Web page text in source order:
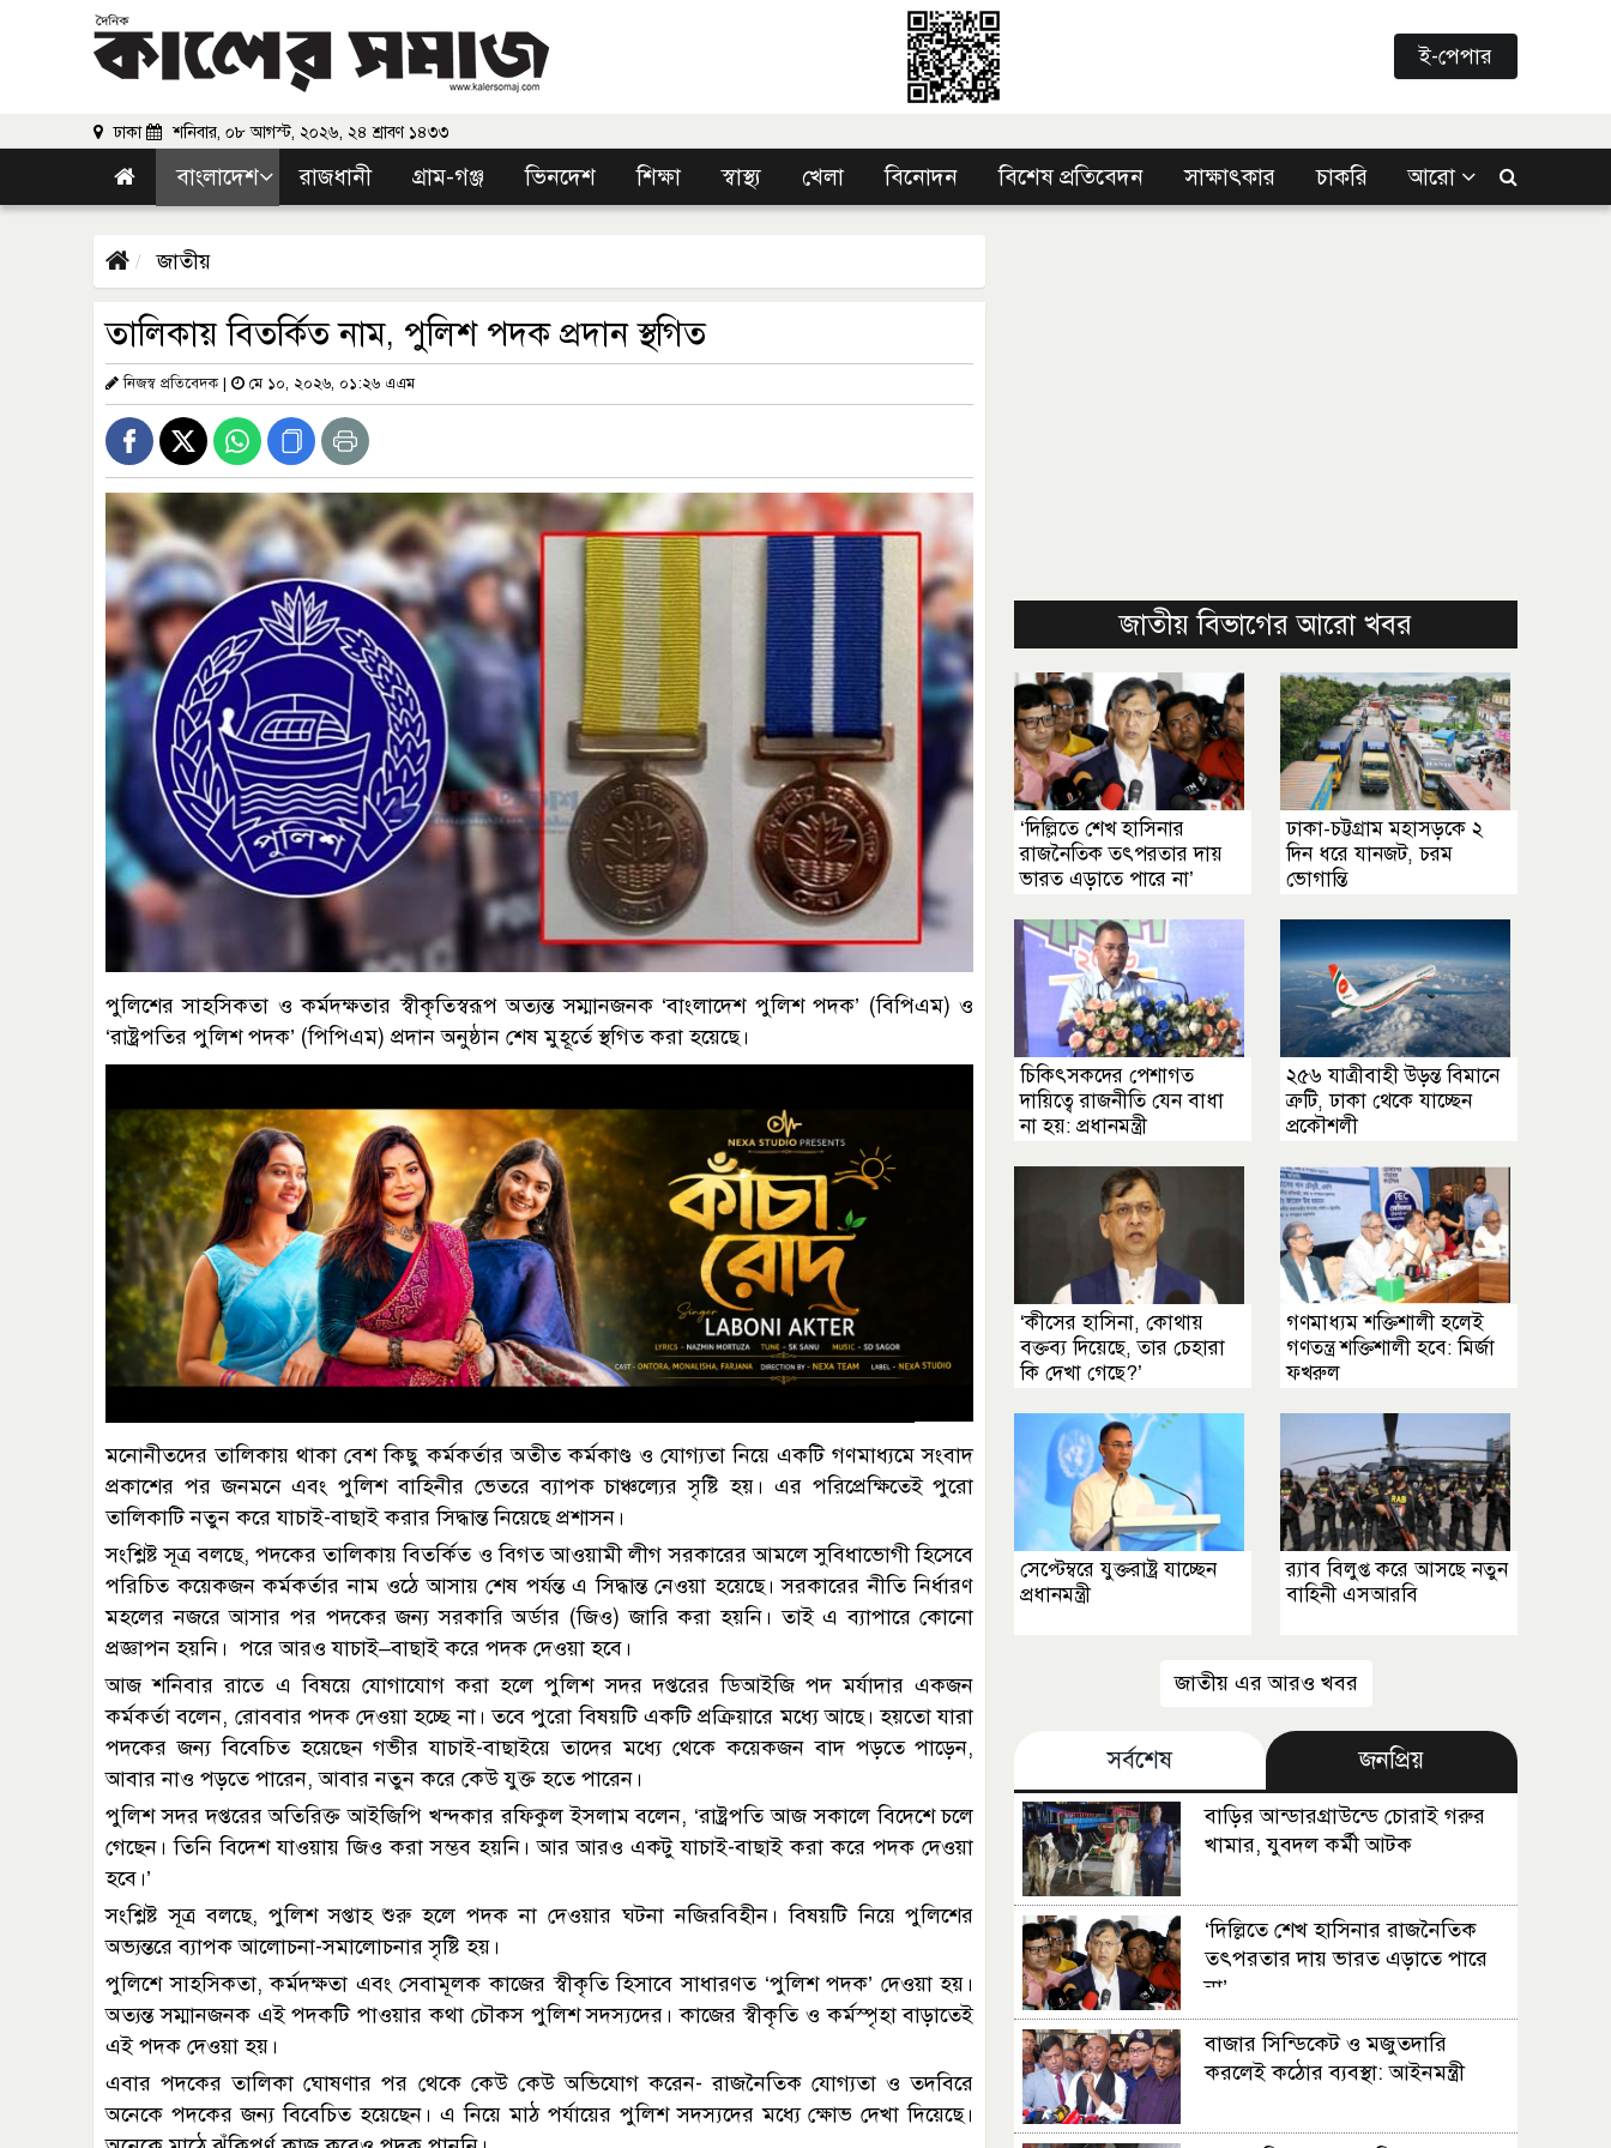
ই-পেপার
ঢাকা শনিবার, ০৮ আগস্ট, ২০২৬, ২৪ শ্রাবণ ১৪৩৩
বাংলাদেশ রাজধানী গ্রাম-গঞ্জ ভিনদেশ শিক্ষা স্বাস্থ্য খেলা বিনোদন বিশেষ প্রতিবেদন সাক্ষাৎকার চাকরি আরো
জাতীয়
তালিকায় বিতর্কিত নাম, পুলিশ পদক প্রদান স্থগিত
নিজস্ব প্রতিবেদক| মে ১০, ২০২৬, ০১:২৬ এএম
পুলিশের সাহসিকতা ও কর্মদক্ষতার স্বীকৃতিস্বরূপ অত্যন্ত সম্মানজনক ‘বাংলাদেশ পুলিশ পদক’ (বিপিএম) ও
‘রাষ্ট্রপতির পুলিশ পদক’ (পিপিএম) প্রদান অনুষ্ঠান শেষ মুহূর্তে স্থগিত করা হয়েছে।
মনোনীতদের তালিকায় থাকা বেশ কিছু কর্মকর্তার অতীত কর্মকাণ্ড ও যোগ্যতা নিয়ে একটি গণমাধ্যমে সংবাদ
প্রকাশের পর জনমনে এবং পুলিশ বাহিনীর ভেতরে ব্যাপক চাঞ্চল্যের সৃষ্টি হয়। এর পরিপ্রেক্ষিতেই পুরো
তালিকাটি নতুন করে যাচাই-বাছাই করার সিদ্ধান্ত নিয়েছে প্রশাসন।
সংশ্লিষ্ট সূত্র বলছে, পদকের তালিকায় বিতর্কিত ও বিগত আওয়ামী লীগ সরকারের আমলে সুবিধাভোগী হিসেবে
পরিচিত কয়েকজন কর্মকর্তার নাম ওঠে আসায় শেষ পর্যন্ত এ সিদ্ধান্ত নেওয়া হয়েছে। সরকারের নীতি নির্ধারণ
মহলের নজরে আসার পর পদকের জন্য সরকারি অর্ডার (জিও) জারি করা হয়নি। তাই এ ব্যাপারে কোনো
প্রজ্ঞাপন হয়নি। পরে আরও যাচাই–বাছাই করে পদক দেওয়া হবে।
আজ শনিবার রাতে এ বিষয়ে যোগাযোগ করা হলে পুলিশ সদর দপ্তরের ডিআইজি পদ মর্যাদার একজন
কর্মকর্তা বলেন, রোববার পদক দেওয়া হচ্ছে না। তবে পুরো বিষয়টি একটি প্রক্রিয়ারে মধ্যে আছে। হয়তো যারা
পদকের জন্য বিবেচিত হয়েছেন গভীর যাচাই-বাছাইয়ে তাদের মধ্যে থেকে কয়েকজন বাদ পড়তে পাড়েন,
আবার নাও পড়তে পারেন, আবার নতুন করে কেউ যুক্ত হতে পারেন।
পুলিশ সদর দপ্তরের অতিরিক্ত আইজিপি খন্দকার রফিকুল ইসলাম বলেন, ‘রাষ্ট্রপতি আজ সকালে বিদেশে চলে
গেছেন। তিনি বিদেশ যাওয়ায় জিও করা সম্ভব হয়নি। আর আরও একটু যাচাই-বাছাই করা করে পদক দেওয়া
হবে।’
সংশ্লিষ্ট সূত্র বলছে, পুলিশ সপ্তাহ শুরু হলে পদক না দেওয়ার ঘটনা নজিরবিহীন। বিষয়টি নিয়ে পুলিশের
অভ্যন্তরে ব্যাপক আলোচনা-সমালোচনার সৃষ্টি হয়।
পুলিশে সাহসিকতা, কর্মদক্ষতা এবং সেবামূলক কাজের স্বীকৃতি হিসাবে সাধারণত ‘পুলিশ পদক’ দেওয়া হয়।
অত্যন্ত সম্মানজনক এই পদকটি পাওয়ার কথা চৌকস পুলিশ সদস্যদের। কাজের স্বীকৃতি ও কর্মস্পৃহা বাড়াতেই
এই পদক দেওয়া হয়।
এবার পদকের তালিকা ঘোষণার পর থেকে কেউ কেউ অভিযোগ করেন- রাজনৈতিক যোগ্যতা ও তদবিরে
অনেকে পদকের জন্য বিবেচিত হয়েছেন। এ নিয়ে মাঠ পর্যায়ের পুলিশ সদস্যদের মধ্যে ক্ষোভ দেখা দিয়েছে।
জাতীয় বিভাগের আরো খবর
‘দিল্লিতে শেখ হাসিনার
রাজনৈতিক তৎপরতার দায়
ভারত এড়াতে পারে না’
ঢাকা-চট্টগ্রাম মহাসড়কে ২
দিন ধরে যানজট, চরম
ভোগান্তি
চিকিৎসকদের পেশাগত
দায়িত্বে রাজনীতি যেন বাধা
না হয়: প্রধানমন্ত্রী
২৫৬ যাত্রীবাহী উড়ন্ত বিমানে
ত্রুটি, ঢাকা থেকে যাচ্ছেন
প্রকৌশলী
‘কীসের হাসিনা, কোথায়
বক্তব্য দিয়েছে, তার চেহারা
কি দেখা গেছে?’
গণমাধ্যম শক্তিশালী হলেই
গণতন্ত্র শক্তিশালী হবে: মির্জা
ফখরুল
সেপ্টেম্বরে যুক্তরাষ্ট্র যাচ্ছেন
প্রধানমন্ত্রী
র‍্যাব বিলুপ্ত করে আসছে নতুন
বাহিনী এসআরবি
জাতীয় এর আরও খবর
সর্বশেষ জনপ্রিয়
বাড়ির আন্ডারগ্রাউন্ডে চোরাই গরুর
খামার, যুবদল কর্মী আটক
‘দিল্লিতে শেখ হাসিনার রাজনৈতিক
তৎপরতার দায় ভারত এড়াতে পারে
না’
বাজার সিন্ডিকেট ও মজুতদারি
করলেই কঠোর ব্যবস্থা: আইনমন্ত্রী